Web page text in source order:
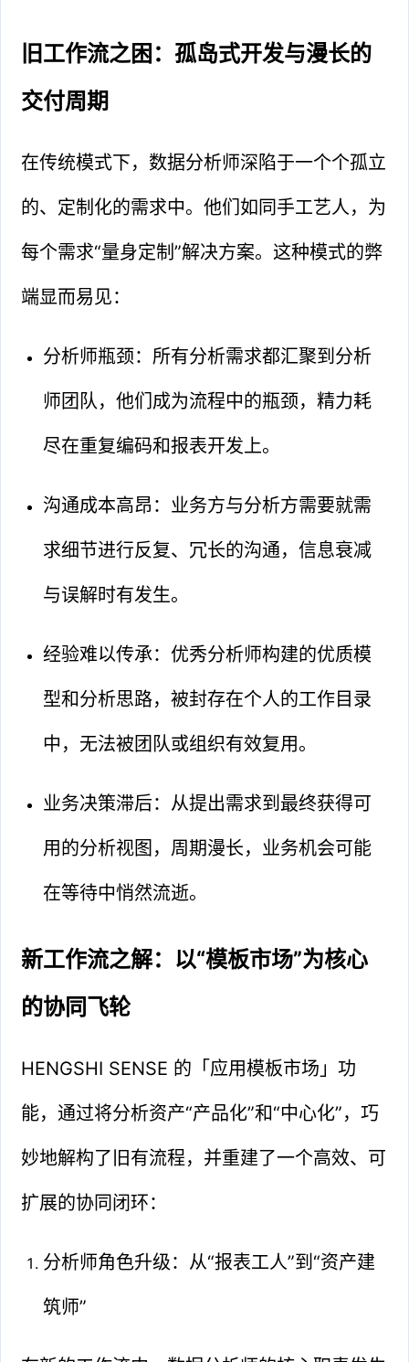
旧工作流之困：孤岛式开发与漫长的
交付周期
在传统模式下，数据分析师深陷于一个个孤立
的、定制化的需求中。他们如同手工艺人，为
每个需求“量身定制”解决方案。这种模式的弊
端显而易见：
分析师瓶颈：所有分析需求都汇聚到分析
师团队，他们成为流程中的瓶颈，精力耗
尽在重复编码和报表开发上。
沟通成本高昂：业务方与分析方需要就需
求细节进行反复、冗长的沟通，信息衰减
与误解时有发生。
经验难以传承：优秀分析师构建的优质模
型和分析思路，被封存在个人的工作目录
中，无法被团队或组织有效复用。
业务决策滞后：从提出需求到最终获得可
用的分析视图，周期漫长，业务机会可能
在等待中悄然流逝。
新工作流之解：以“模板市场”为核心
的协同飞轮
HENGSHI SENSE 的「应用模板市场」功
能，通过将分析资产“产品化”和“中心化”，巧
妙地解构了旧有流程，并重建了一个高效、可
扩展的协同闭环：
分析师角色升级：从“报表工人”到“资产建
筑师”